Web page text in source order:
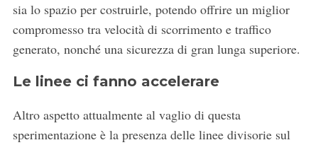
sia lo spazio per costruirle, potendo offrire un miglior
compromesso tra velocità di scorrimento e traffico
generato, nonché una sicurezza di gran lunga superiore.
Le linee ci fanno accelerare
Altro aspetto attualmente al vaglio di questa
sperimentazione è la presenza delle linee divisorie sul